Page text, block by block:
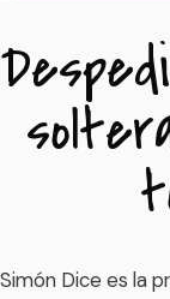
Simón Dice es la